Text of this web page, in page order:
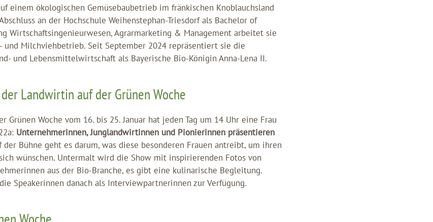
einem ökologischen Gemüsebaubetrieb im fränkischen Knoblauchsland
an der Hochschule Weihenstephan-Triesdorf als Bachelor of
Wirtschaftsingenieurwesen, Agrarmarketing & Management arbeitet sie
und Milchviehbetrieb. Seit September 2024 repräsentiert sie die
und Lebensmittelwirtschaft als Bayerische Bio-Königin Anna-Lena II.
Landwirtin auf der Grünen Woche
Grünen Woche vom 16. bis 25. Januar hat jeden Tag um 14 Uhr eine Frau
Unternehmerinnen, Junglandwirtinnen und Pionierinnen präsentieren
der Bühne geht es darum, was diese besonderen Frauen antreibt, um ihren
wünschen. Untermalt wird die Show mit inspirierenden Fotos von
aus der Bio-Branche, es gibt eine kulinarische Begleitung.
Speakerinnen danach als Interviewpartnerinnen zur Verfügung.